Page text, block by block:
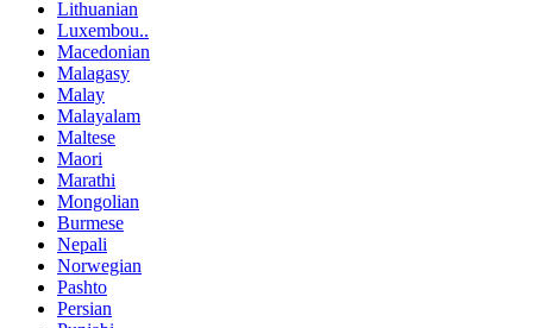
Lithuanian
Luxembou..
Macedonian
Malagasy
Malay
Malayalam
Maltese
Maori
Marathi
Mongolian
Burmese
Nepali
Norwegian
Pashto
Persian